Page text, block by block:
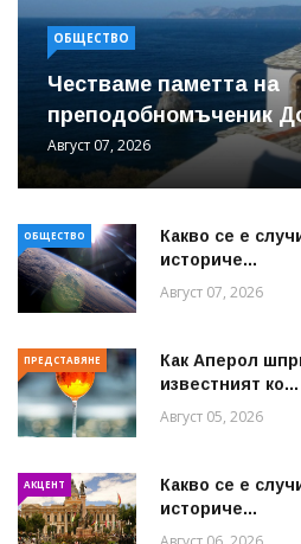
ОБЩЕСТВО
Честваме паметта на
преподобномъченик
Август 07, 2026
ОБЩЕСТВО
Какво се е
историче...
Август 07, 2026
ПРЕДСТАВЯНЕ
Как Аперол
известният ко...
Август 05, 2026
АКЦЕНТ
Какво се е
историче...